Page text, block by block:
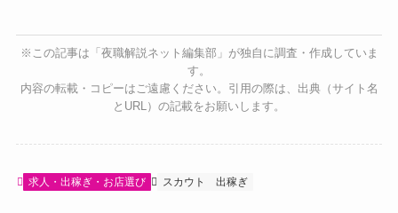
※この記事は「夜職解説ネット編集部」が独自に調査・作成していま
す。
内容の転載・コピーはご遠慮ください。引用の際は、出典（サイト名
とURL）の記載をお願いします。
求人・出稼ぎ・お店選び スカウト 出稼ぎ